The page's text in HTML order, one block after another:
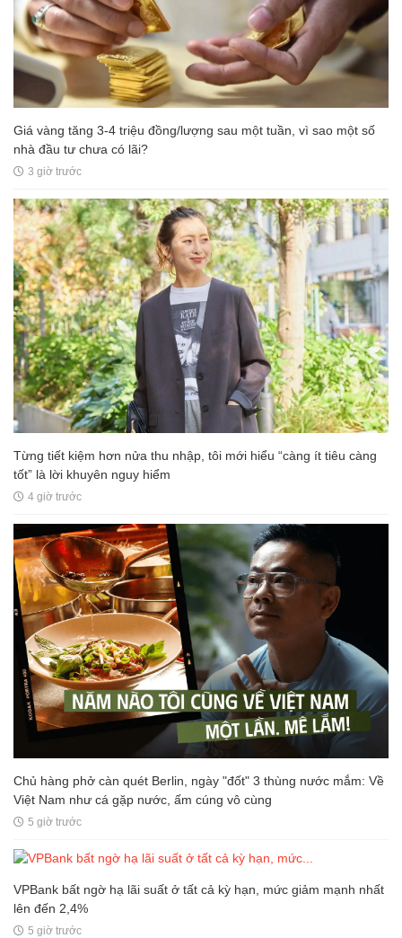
Giá vàng tăng 3-4 triệu đồng/lượng sau một tuần, vì sao một số
nhà đầu tư chưa có lãi?
3 giờ trước
Từng tiết kiệm hơn nửa thu nhập, tôi mới hiểu “càng ít tiêu càng
tốt” là lời khuyên nguy hiểm
4 giờ trước
Chủ hàng phở càn quét Berlin, ngày "đốt" 3 thùng nước mắm: Về
Việt Nam như cá gặp nước, ấm cúng vô cùng
5 giờ trước
VPBank bất ngờ hạ lãi suất ở tất cả kỳ hạn, mức giảm mạnh nhất
lên đến 2,4%
5 giờ trước